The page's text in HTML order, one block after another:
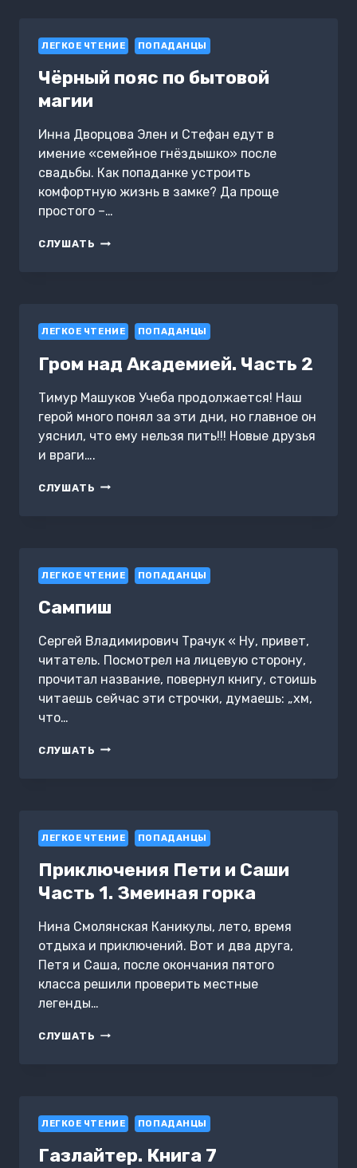
ЛЕГКОЕ ЧТЕНИЕ ПОПАДАНЦЫ
Чёрный пояс по бытовой
магии
Инна Дворцова Элен и Стефан едут в
имение «семейное гнёздышко» после
свадьбы. Как попаданке устроить
комфортную жизнь в замке? Да проще
простого –…
СЛУШАТЬ ЧЁРНЫЙ
ЛЕГКОЕ ЧТЕНИЕ ПОПАДАНЦЫ
Гром над Академией. Часть 2
Тимур Машуков Учеба продолжается! Наш
герой много понял за эти дни, но главное он
уяснил, что ему нельзя пить!!! Новые друзья
и враги….
СЛУШАТЬ ГРОМ
ЛЕГКОЕ ЧТЕНИЕ ПОПАДАНЦЫ
Сампиш
Сергей Владимирович Трачук « Ну, привет,
читатель. Посмотрел на лицевую сторону,
прочитал название, повернул книгу, стоишь
читаешь сейчас эти строчки, думаешь: „хм,
что…
СЛУШАТЬ САМПИШ
ЛЕГКОЕ ЧТЕНИЕ ПОПАДАНЦЫ
Приключения Пети и Саши
Часть 1. Змеиная горка
Нина Смолянская Каникулы, лето, время
отдыха и приключений. Вот и два друга,
Петя и Саша, после окончания пятого
класса решили проверить местные
легенды…
СЛУШАТЬ ПРИКЛЮЧЕНИЯ
ЗМЕИНАЯ
ЛЕГКОЕ ЧТЕНИЕ ПОПАДАНЦЫ
Газлайтер. Книга 7